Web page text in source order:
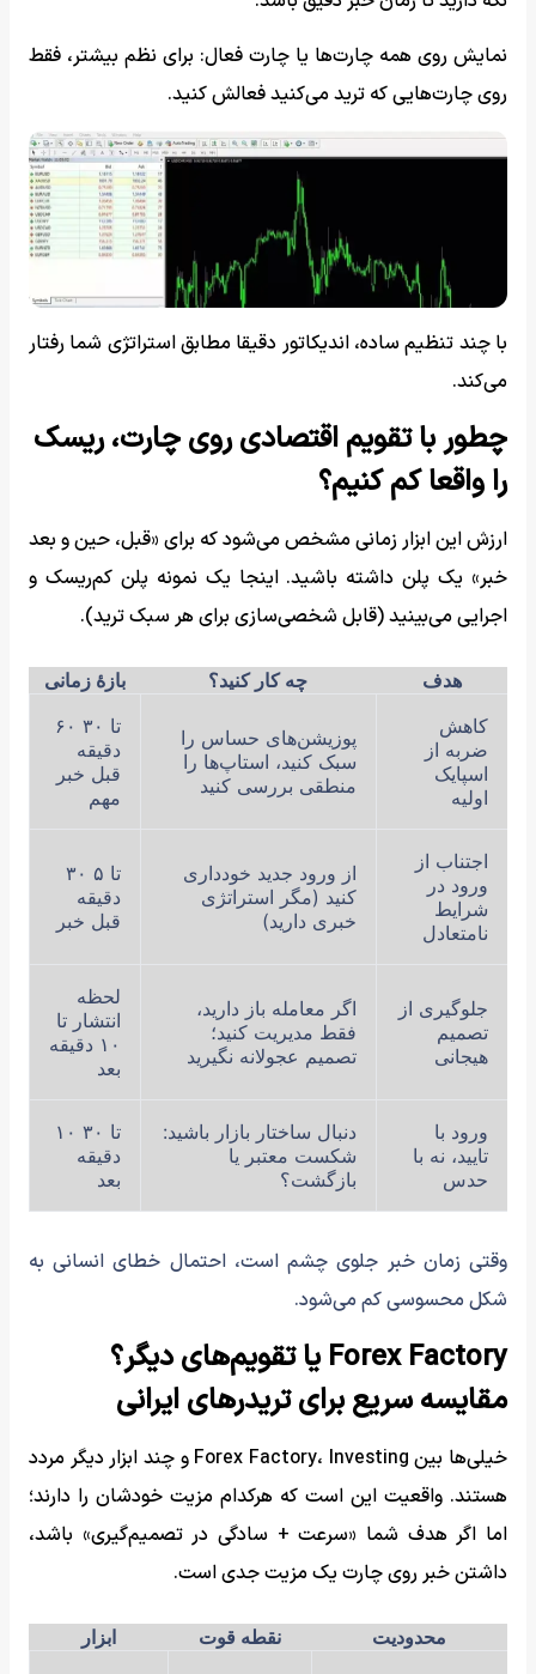
نمایش روی همه چارت‌ها یا چارت فعال: برای نظم بیشتر، فقط
روی چارت‌هایی که ترید می‌کنید فعالش کنید.
با چند تنظیم ساده، اندیکاتور دقیقا مطابق استراتژی شما رفتار
می‌کند.
چطور با تقویم اقتصادی روی چارت، ریسک
را واقعا کم کنیم؟
ارزش این ابزار زمانی مشخص می‌شود که برای «قبل، حین و بعد
خبر» یک پلن داشته باشید. اینجا یک نمونه پلن کم‌ریسک و
اجرایی می‌بینید (قابل شخصی‌سازی برای هر سبک ترید).
بازۀ زمانی چه کار کنید؟
هدف
۶۰ تا ۳۰
دقیقه
قبل خبر
مهم
پوزیشن‌های حساس را
سبک کنید، استاپ‌ها را
منطقی بررسی کنید
کاهش
ضربه از
اسپایک
اولیه
۳۰ تا ۵
دقیقه
قبل خبر
از ورود جدید خودداری
کنید (مگر استراتژی
خبری دارید)
اجتناب از
ورود در
شرایط
نامتعادل
لحظه
انتشار تا
۱۰ دقیقه
بعد
اگر معامله باز دارید،
فقط مدیریت کنید؛
تصمیم عجولانه نگیرید
جلوگیری از
تصمیم
هیجانی
۱۰ تا ۳۰
دقیقه
بعد
دنبال ساختار بازار باشید:
شکست معتبر یا
بازگشت؟
ورود با
تایید، نه با
حدس
وقتی زمان خبر جلوی چشم است، احتمال خطای انسانی به
شکل محسوسی کم می‌شود.
Forex Factory یا تقویم‌های دیگر؟
مقایسه سریع برای تریدرهای ایرانی
خیلی‌ها بین Forex Factory، Investing و چند ابزار دیگر مردد
هستند. واقعیت این است که هرکدام مزیت خودشان را دارند؛
اما اگر هدف شما «سرعت + سادگی در تصمیم‌گیری» باشد،
داشتن خبر روی چارت یک مزیت جدی است.
ابزار نقطه قوت
محدودیت